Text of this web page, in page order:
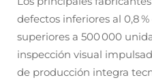
defectos inferiores al 0,8
superiores a 500 000
inspección visual
de producción integra